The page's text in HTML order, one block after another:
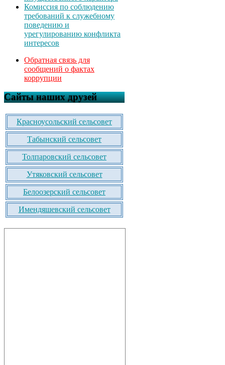
Комиссия по соблюдению
требований к служебному
поведению и
урегулированию конфликта
интересов
Обратная связь для
сообщений о фактах
коррупции
Сайты наших друзей
Красноусольский сельсовет
Табынский сельсовет
Толпаровский сельсовет
Утяковский сельсовет
Белоозерский сельсовет
Имендяшевский сельсовет